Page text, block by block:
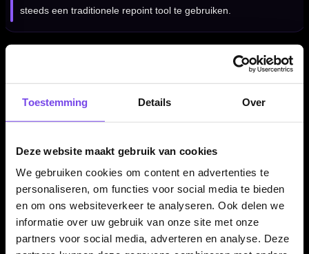
Toestemming Details Over
Deze website maakt gebruik van cookies
We gebruiken cookies om content en advertenties te
personaliseren, om functies voor social media te bieden
en om ons websiteverkeer te analyseren. Ook delen we
informatie over uw gebruik van onze site met onze
partners voor social media, adverteren en analyse. Deze
steeds een traditionele repoint tool te gebruiken.
geschikt zijn gemaakt voor het Caliburn EVO systeem. Ze zijn
ontworpen voor gebruik op sisal dartborden en niet voor
Compatibiliteit altijd controleren
Controleer voor aankoop of je dartbarrels geschikt zijn voor
het Caliburn EVO schroef-/spigot-systeem. Zonder passende